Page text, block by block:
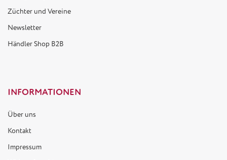
Züchter und Vereine
Newsletter
Händler Shop B2B
INFORMATIONEN
Über uns
Kontakt
Impressum